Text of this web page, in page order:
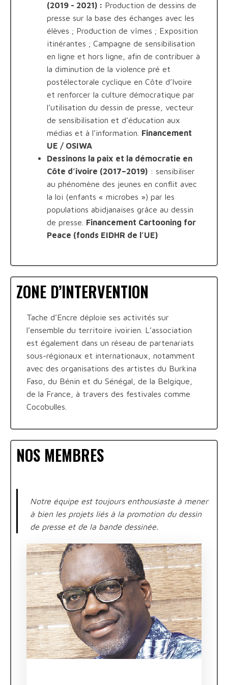
(2019 - 2021) : Production de dessins de
presse sur la base des échanges avec les
élèves ; Production de vîmes ; Exposition
itinérantes ; Campagne de sensibilisation
en ligne et hors ligne, afin de contribuer à
la diminution de la violence pré et
postélectorale cyclique en Côte d’Ivoire
et renforcer la culture démocratique par
l’utilisation du dessin de presse, vecteur
de sensibilisation et d’éducation aux
médias et à l’information. Financement
UE / OSIWA
Dessinons la paix et la démocratie en
Côte d’ivoire (2017–2019) : sensibiliser
au phénomène des jeunes en conflit avec
la loi (enfants « microbes ») par les
populations abidjanaises grâce au dessin
de presse. Financement Cartooning for
Peace (fonds EIDHR de l’UE)
ZONE D’INTERVENTION
Tache d’Encre déploie ses activités sur
l’ensemble du territoire ivoirien. L’association
est également dans un réseau de partenariats
sous-régionaux et internationaux, notamment
avec des organisations des artistes du Burkina
Faso, du Bénin et du Sénégal, de la Belgique,
de la France, à travers des festivales comme
Cocobulles.
NOS MEMBRES
Notre équipe est toujours enthousiaste à mener
à bien les projets liés à la promotion du dessin
de presse et de la bande dessinée.